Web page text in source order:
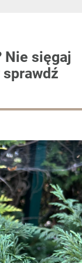
Nie sięgaj